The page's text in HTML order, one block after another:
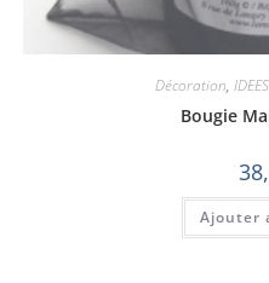
Décoration,
Bougie
Ajouter